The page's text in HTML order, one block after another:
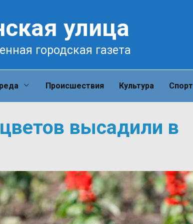
улица
городская газета
Происшествия Культура Спорт
высадили в